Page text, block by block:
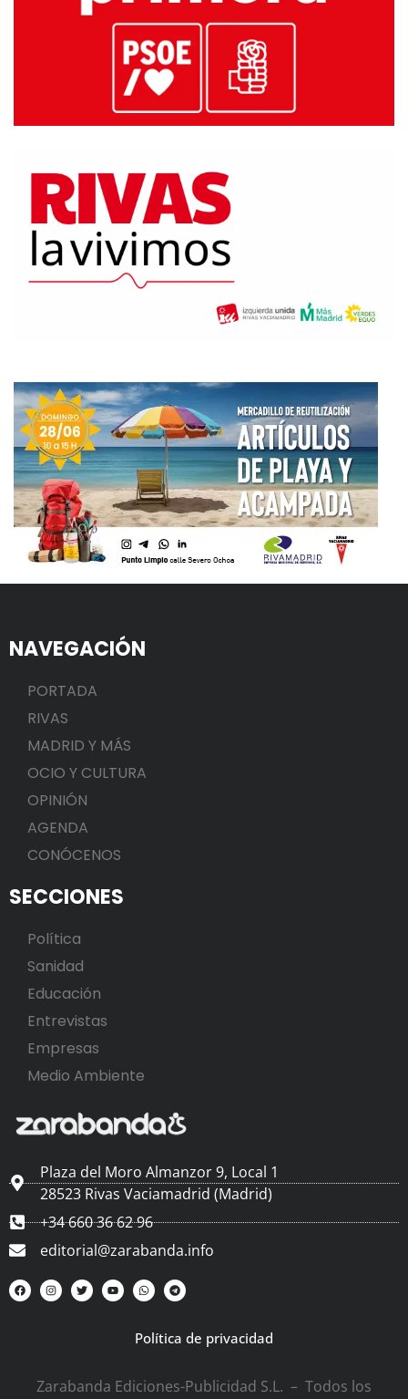
NAVEGACIÓN
PORTADA
RIVAS
MADRID Y MÁS
OCIO Y CULTURA
OPINIÓN
AGENDA
CONÓCENOS
SECCIONES
Política
Sanidad
Educación
Entrevistas
Empresas
Medio Ambiente
Plaza del Moro Almanzor 9, Local 1
28523 Rivas Vaciamadrid (Madrid)
+34 660 36 62 96
editorial@zarabanda.info
Política de privacidad
Zarabanda Ediciones-Publicidad S.L. – Todos los